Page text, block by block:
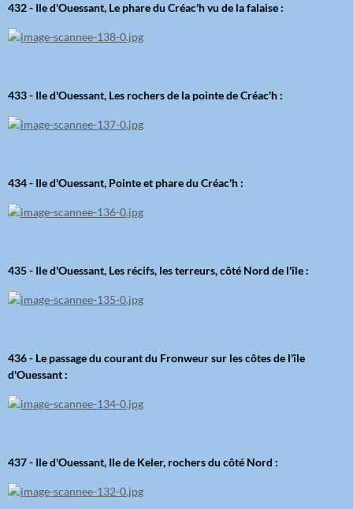
432 - Ile d'Ouessant, Le phare du Créac'h vu de la falaise :
433 - Ile d'Ouessant, Les rochers de la pointe de Créac'h :
434 - Ile d'Ouessant, Pointe et phare du Créac'h :
435 - Ile d'Ouessant, Les récifs, les terreurs, côté Nord de l'île :
436 - Le passage du courant du Fronweur sur les côtes de l'île
d'Ouessant :
437 - Ile d'Ouessant, Ile de Keler, rochers du côté Nord :